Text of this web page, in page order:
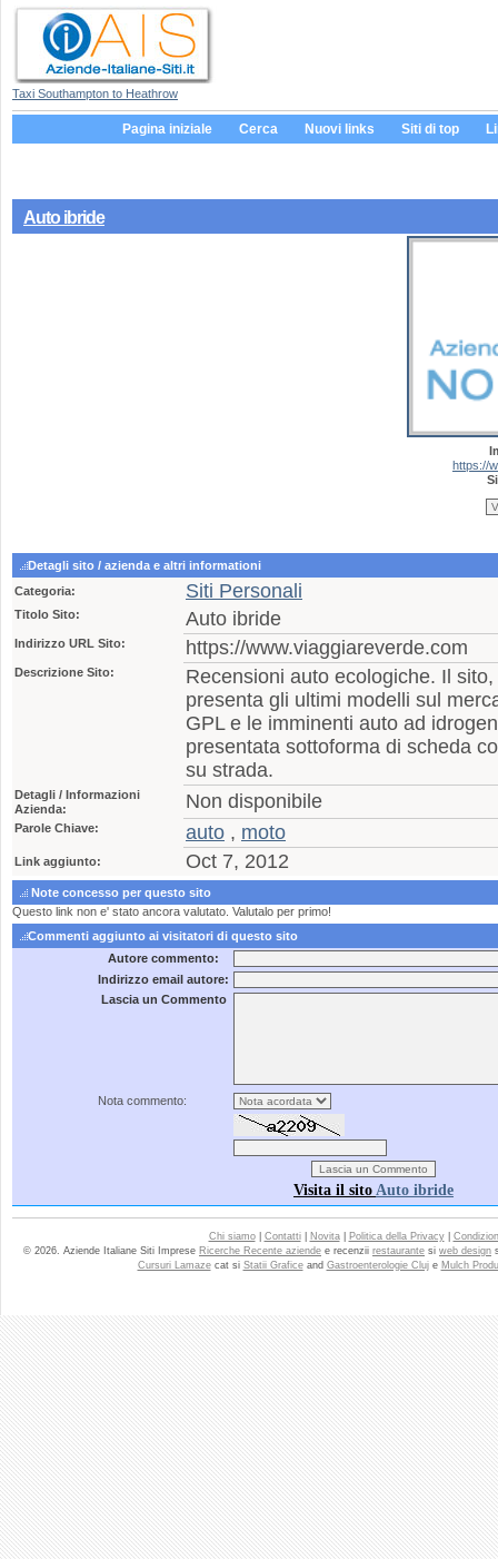
Taxi Southampton to Heathrow
Pagina iniziale Cerca Nuovi links Siti di top
Auto ibride
https://
Detagli sito / azienda e altri informationi
Categoria:
Siti Personali
Titolo Sito: Auto ibride
Indirizzo URL Sito: https://www.viaggiareverde.com
Descrizione Sito:
Recensioni auto ecologiche. Il
presenta gli ultimi modelli sul
GPL e le imminenti auto ad
presentata sottoforma di scheda
su strada.
Detagli / Informazioni
Azienda:
Non disponibile
Parole Chiave: auto , moto
Link aggiunto: Oct 7, 2012
Note concesso per questo sito
Questo link non e' stato ancora valutato. Valutalo per primo!
Commenti aggiunto ai visitatori di questo sito
Autore commento:
Indirizzo email autore:
Lascia un Commento
Nota commento:
Visita il sito Auto ibride
Chi siamo| Contatti| Novita| Politica della Privacy|
© 2026. Aziende Italiane Siti Imprese Ricerche Recente aziende e recenzii restaurante si web design
Cursuri Lamazecat si Statii Graficeand Gastroenterologie Cluje Mulch